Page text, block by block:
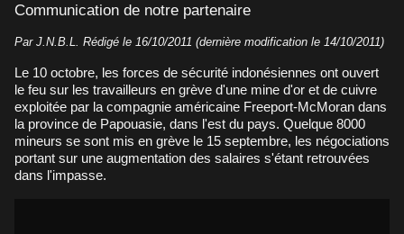
Communication de notre partenaire
Par J.N.B.L. Rédigé le 16/10/2011 (dernière modification le 14/10/2011)
Le 10 octobre, les forces de sécurité indonésiennes ont ouvert
le feu sur les travailleurs en grève d'une mine d'or et de cuivre
exploitée par la compagnie américaine Freeport-McMoran dans
la province de Papouasie, dans l'est du pays. Quelque 8000
mineurs se sont mis en grève le 15 septembre, les négociations
portant sur une augmentation des salaires s'étant retrouvées
dans l'impasse.